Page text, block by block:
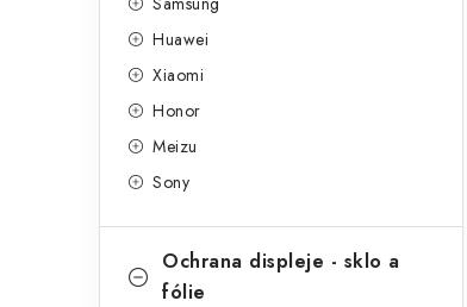
n
e
Huawei
Xiaomi
Honor
Meizu
Sony
Ochrana displeje - sklo a
fólie